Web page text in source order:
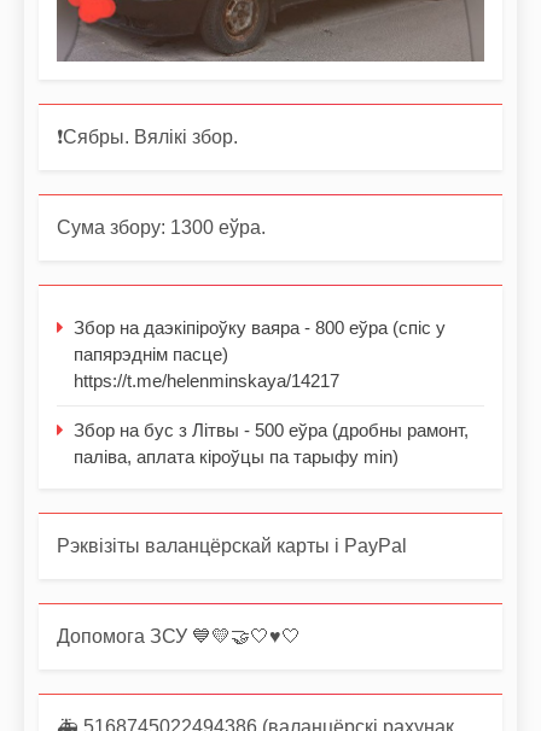
❗️Сябры. Вялікі збор.
Сума збору: 1300 еўра.
Збор на даэкіпіроўку ваяра - 800 еўра (спіс у
папярэднім пасце)
https://t.me/helenminskaya/14217
Збор на бус з Літвы - 500 еўра (дробны рамонт,
паліва, аплата кіроўцы па тарыфу min)
Рэквізіты валанцёрскай карты і PayPal
Допомога ЗСУ 💙💛🤝🤍♥️🤍